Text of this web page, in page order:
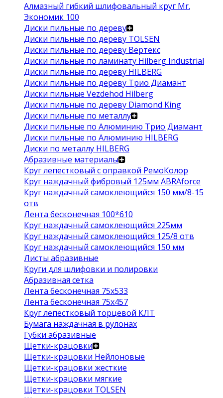
Алмазный гибкий шлифовальный круг Mr.
Экономик 100
Диски пильные по дереву
Диски пильные по дереву TOLSEN
Диски пильные по дереву Вертекс
Диски пильные по ламинату Hilberg Industrial
Диски пильные по дереву HILBERG
Диски пильные по дереву Трио Диамант
Диски пильные Vezdehod Hilberg
Диски пильные по дереву Diamond King
Диски пильные по металлу
Диски пильные по Алюминию Трио Диамант
Диски пильные по Алюминию HILBERG
Диски по металлу HILBERG
Абразивные материалы
Круг лепестковый с оправкой РемоКолор
Круг наждачный фибровый 125мм ABRAforce
Круг наждачный самоклеющийся 150 мм/8-15
отв
Лента бесконечная 100*610
Круг наждачный самоклеющийся 225мм
Круг наждачный самоклеющийся 125/8 отв
Круг наждачный самоклеющийся 150 мм
Листы абразивные
Круги для шлифовки и полировки
Абразивная сетка
Лента бесконечная 75х533
Лента бесконечная 75х457
Круг лепестковый торцевой КЛТ
Бумага наждачная в рулонах
Губки абразивные
Щетки-крацовки
Щетки-крацовки Нейлоновые
Щетки-крацовки жесткие
Щетки-крацовки мягкие
Щетки-крацовки TOLSEN